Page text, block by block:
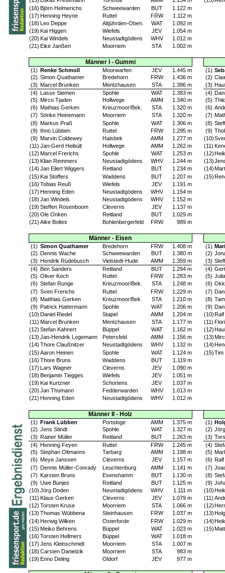
(16) Björn Helmerichs Schweewarden BUT
1.122 m
(17) Henning Heyne Ruttel FRW
1.112 m
(18) Leo Deppe Altjührden-Oben. WAT
1.092 m
(19) Kai Higgen Wiefels JEV
1.054 m
(20) Kai Windels Neustadtgödens WHV
1.012 m
(21) Eike Janßen Moorriem STA 1.002 m
Männer I - Gummi
(1) Renke Schmoll Moorwarfen JEV 1.445 m (1)
(2) Simon Quathamer Bredehorn FRW 1.436 m (2)
(3) Marcel Brunken Mentzhausen STA 1.396 m (3)
(4) Lasse Siemen Spohle WAT 1.383 m (4)
(5) Mirco Tjaden Hollwege AMM 1.340 m (5)
(6) Mathias Gerken Kreuzmoor/Bek. STA 1.320 m (6)
(7) Sönke Heinemann Moorriem STA 1.320 m (7)
(8) Markus Praß Spohle WAT 1.306 m (8)
(9) Ihno Lübben Ruttel FRW 1.295 m (9)
(9) Marvin Coldewey Halsbek AMM 1.277 m (10)
(11) Jan-Gerd Heibült Hollwege AMM 1.262 m (11)
(12) Marcel Frerichs Spohle WAT 1.253 m (12)
(13) Klian Remmers Neustadtgödens WHV 1.244 m (13)
(14) Jan Eilert Wiggers Reitland BUT 1.234 m (14)
(15) Kai Stoffers Waddens BUT 1.207 m (15)
(16) Tobias Reuß Wiefels JEV
1.191 m
(17) Henning Eden Neustadtgödens WHV
1.154 m
(18) Jan Windels Neustadtgödens WHV
1.152 m
(19) Steffen Rosenboom Cleverns JEV
1.137 m
(20) Ole Onken Reitland BUT
1.029 m
(21) Aike Boltes Bohlenbergerfeld FRW 989 m
Männer - Eisen
(1) Simon Quathamer Bredehorn FRW 1.408 m (1)
(2) Dennis Wache Schweewarden BUT 1.380 m (2)
(3) Hendrik Rüdebusch Vielstedt-Hude AMM 1.359 m (3)
(4) Ben Sanders Reitland BUT 1.294 m (4)
(5) Oliver Koch Ruttel FRW 1.283 m (5)
(6) Stefan Runge Kreuzmoor/Bek. STA 1.248 m (6)
(7) Sven Frerichs Ruttel FRW 1.229 m (7)
(8) Matthias Gerken Kreuzmoor/Bek. STA 1.210 m (8)
(9) Patrick Hattermann Spohle WAT 1.206 m (9)
(10) Daniel Riedel Stapel AMM 1.204 m (10)Ralf
(11) Marcel Brunken Mentzhausen STA 1.177 m (11)
(12) Stefan Kahnert Büppel WAT 1.162 m (12)
(13) Jan-Hendrik Logemann Petersfeld AMM 1.156 m (13)
(14) Thore Claußnitzer Neustadtgödens WHV 1.132 m (14)
(15) Aaron Heinen Spohle WAT 1.124 m (15)Tim
(16) Thore Bruns Waddens BUT
1.119 m
(17) Lars Wagner Cleverns JEV
1.090 m
(18) Benjamin Tiegges Wiefels JEV
1.051 m
(19) Kai Kurtzner Schortens JEV
1.037 m
(20) Jan Thumann Fedderwarden WHV
1.013 m
(21) Henning Eden Neustadtgödens WHV 1.012 m
Männer II - Holz
(1) Frank Lübben Portsloge AMM 1.375 m (1)
(2) Jens Stindt Spohle WAT 1.327 m (2)
(3) Rainer Müller Reitland BUT 1.263 m (3)
(4) Henning Feyen Ruttel FRW 1.245 m (4)
(5) Stephan Oltmanns Tarbarg AMM 1.198 m (5)
(6) Meye Janssen Cleverns JEV 1.157 m (6)
(7) Dennis Müller-Conrady Leuchtenburg AMM 1.141 m (7)
(7) Karsten Bruns Esenshamm BUT 1.130 m (8)
(9) Uwe Bunjes Reitland BUT 1.125 m (9)
(10) Jörg Doden Neustadtgödens WHV 1.111 m (10)
(11) Klaus Gerken Cleverns JEV 1.079 m (11)
(12) Torsten Kruse Moorriem STA 1.066 m (12)
(13) Thomas Wübbena Steinhausen FRW 1.037 m (13)
(14) Herwig Wilken Osterforde FRW 1.029 m (14)
(15) Meiko Behrens Büppel WAT 1.023 m (15)
(16) Torsten Hellmers Büppel WAT
1.018 m
(17) Jens Kleinschmidt Moorriem STA
1.007 m
(18) Carsten Danielzik Moorriem STA
983 m
(19) Enno Deling Oldorf JEV 977 m